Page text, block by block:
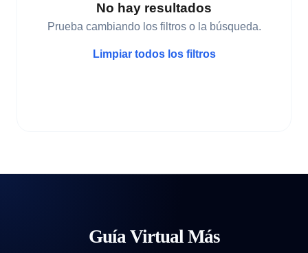
No hay resultados
Prueba cambiando los filtros o la búsqueda.
Limpiar todos los filtros
Guía Virtual Más